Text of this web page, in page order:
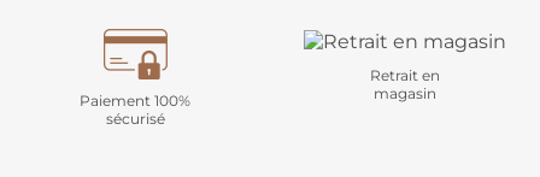
Paiement 100%
sécurisé
Retrait en
magasin